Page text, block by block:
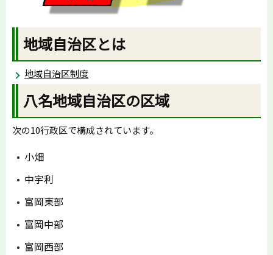
地域自治区とは
地域自治区制度
八名地域自治区の区域
次の10行政区で構成されています。
小畑
中宇利
富岡東部
富岡中部
富岡西部